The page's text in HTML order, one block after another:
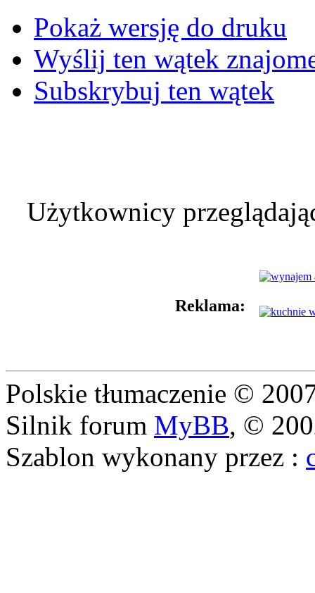
Pokaż wersję do druku
Wyślij ten wątek
Subskrybuj ten wątek
Użytkownicy
Reklama:
Polskie tłumaczenie ©
Silnik forum MyBB, ©
Szablon wykonany przez :